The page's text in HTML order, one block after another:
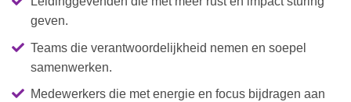
geven.
Teams die verantwoordelijkheid nemen en soepel
samenwerken.
Medewerkers die met energie en focus bijdragen aan